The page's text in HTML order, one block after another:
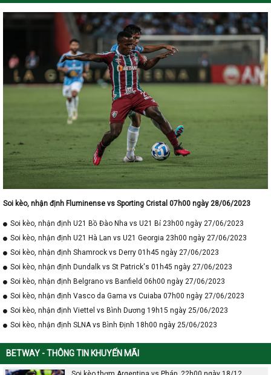
Soi kèo, nhận định Fluminense vs Sporting Cristal 07h00 ngày 28/06/2023
Soi kèo, nhận định U21 Bồ Đào Nha vs U21 Bỉ 23h00 ngày 27/06/2023
Soi kèo, nhận định U21 Hà Lan vs U21 Georgia 23h00 ngày 27/06/2023
Soi kèo, nhận định Shamrock vs Derry 01h45 ngày 27/06/2023
Soi kèo, nhận định Dundalk vs St Patrick's 01h45 ngày 27/06/2023
Soi kèo, nhận định Belgrano vs Banfield 06h00 ngày 27/06/2023
Soi kèo, nhận định Vasco da Gama vs Cuiaba 07h00 ngày 27/06/2023
Soi kèo, nhận định Viettel vs Bình Dương 19h15 ngày 25/06/2023
Soi kèo, nhận định SLNA vs Bình Định 18h00 ngày 25/06/2023
BETWAY - THÔNG TIN KHUYẾN MÃI